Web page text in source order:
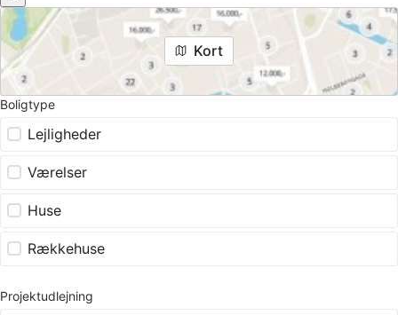
Kort
Boligtype
Lejligheder
Værelser
Huse
Rækkehuse
Projektudlejning